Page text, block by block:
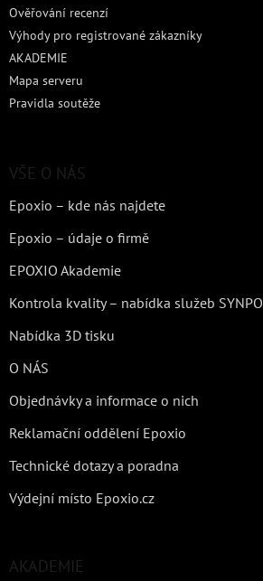
Ověřování recenzí
Výhody pro registrované zákazníky
AKADEMIE
Mapa serveru
Pravidla soutěže
VŠE O NÁS
Epoxio – kde nás najdete
Epoxio – údaje o firmě
EPOXIO Akademie
Kontrola kvality – nabídka služeb SYNPO
Nabídka 3D tisku
O NÁS
Objednávky a informace o nich
Reklamační oddělení Epoxio
Technické dotazy a poradna
Výdejní místo Epoxio.cz
AKADEMIE